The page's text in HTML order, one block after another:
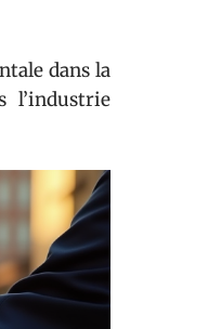
dans la
l’industrie